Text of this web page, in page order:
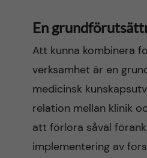
En
Att kunna kombinera
verksamhet är en
medicinsk
relation mellan klinik
att förlora såväl
implementering av